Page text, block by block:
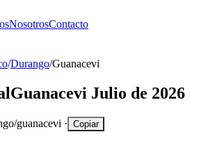
NosotrosContacto
/Durango/Guanacevi
Guanacevi Julio de 2026
guanacevi · Copiar